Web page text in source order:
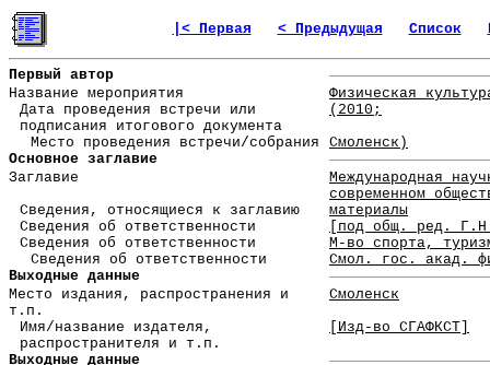
|< Первая < Предыдущая Список
Первый автор
Название мероприятия
Физическая
Дата проведения встречи или
подписания итогового документа
(2010;
Место проведения встречи/собрания
Смоленск)
Основное заглавие
Заглавие
Международная
современном
Сведения, относящиеся к заглавию
материалы
Сведения об ответственности
[под общ. ред.
Сведения об ответственности
М-во спорта,
Сведения об ответственности
Смол. гос. акад.
Выходные данные
Место издания, распространения и
т.п.
Смоленск
Имя/название издателя,
распространителя и т.п.
[Изд-во СГАФКСТ]
Выходные данные